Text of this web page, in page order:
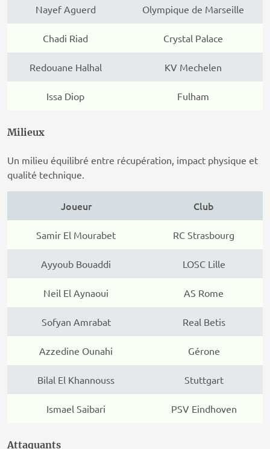
Nayef Aguerd Olympique de Marseille
Chadi Riad Crystal Palace
Redouane Halhal KV Mechelen
Issa Diop Fulham
Milieux
Un milieu équilibré entre récupération, impact physique et
qualité technique.
Joueur Club
Samir El Mourabet RC Strasbourg
Ayyoub Bouaddi LOSC Lille
Neil El Aynaoui AS Rome
Sofyan Amrabat Real Betis
Azzedine Ounahi Gérone
Bilal El Khannouss Stuttgart
Ismael Saibari PSV Eindhoven
Attaquants